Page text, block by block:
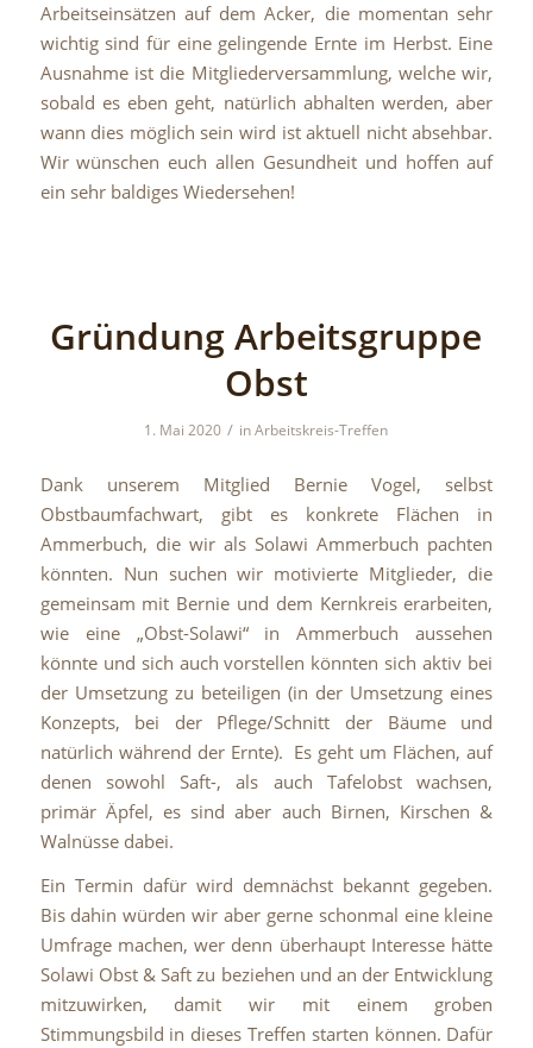
Arbeitseinsätzen auf dem Acker, die momentan sehr
wichtig sind für eine gelingende Ernte im Herbst. Eine
Ausnahme ist die Mitgliederversammlung, welche wir,
sobald es eben geht, natürlich abhalten werden, aber
wann dies möglich sein wird ist aktuell nicht absehbar.
Wir wünschen euch allen Gesundheit und hoffen auf
ein sehr baldiges Wiedersehen!
Gründung Arbeitsgruppe
Obst
1. Mai 2020 / inArbeitskreis-Treffen
Dank unserem Mitglied Bernie Vogel, selbst
Obstbaumfachwart, gibt es konkrete Flächen in
Ammerbuch, die wir als Solawi Ammerbuch pachten
könnten. Nun suchen wir motivierte Mitglieder, die
gemeinsam mit Bernie und dem Kernkreis erarbeiten,
wie eine „Obst-Solawi“ in Ammerbuch aussehen
könnte und sich auch vorstellen könnten sich aktiv bei
der Umsetzung zu beteiligen (in der Umsetzung eines
Konzepts, bei der Pflege/Schnitt der Bäume und
natürlich während der Ernte). Es geht um Flächen, auf
denen sowohl Saft-, als auch Tafelobst wachsen,
primär Äpfel, es sind aber auch Birnen, Kirschen &
Walnüsse dabei.
Ein Termin dafür wird demnächst bekannt gegeben.
Bis dahin würden wir aber gerne schonmal eine kleine
Umfrage machen, wer denn überhaupt Interesse hätte
Solawi Obst & Saft zu beziehen und an der Entwicklung
mitzuwirken, damit wir mit einem groben
Stimmungsbild in dieses Treffen starten können. Dafür